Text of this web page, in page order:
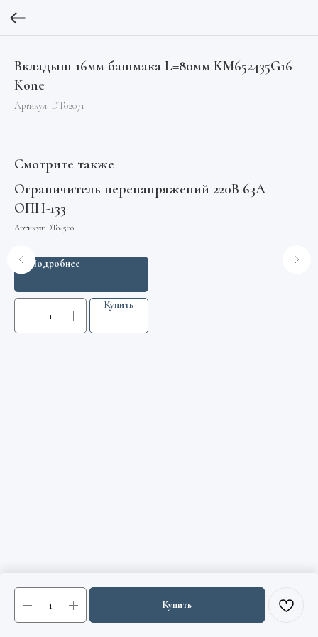
Вкладыш 16мм башмака L=80мм KM652435G16
Kone
Артикул: DT02071
Купить
Смотрите также
Ограничитель перенапряжений 220В 63А
ОПН-133
Артикул: DT04500
Подробнее
Купить